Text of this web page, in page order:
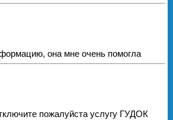
она мне очень помогла
пожалуйста услугу ГУДОК